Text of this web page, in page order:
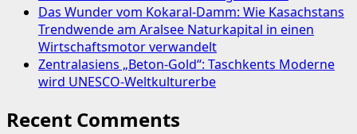
Das Wunder vom Kokaral-Damm: Wie Kasachstans
Trendwende am Aralsee Naturkapital in einen
Wirtschaftsmotor verwandelt
Zentralasiens „Beton-Gold“: Taschkents Moderne
wird UNESCO-Weltkulturerbe
Recent Comments